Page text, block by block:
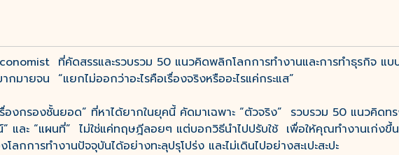
ที่คัดสรรและรวบรวม 50 แนวคิดพลิกโลกการทำงานและการทำธุรกิจ แบ
มายจน “แยกไม่ออกว่าอะไรคือเรื่องจริงหรืออะไรแค่กระแส”
รื่องกรองชั้นยอด” ที่หาได้ยากในยุคนี้ คัดมาเฉพาะ “ตัวจริง” รวบรวม 50 แนวคิด
” และ “แผนที่” ไม่ใช่แค่ทฤษฎีลอยๆ แต่บอกวิธีนำไปปรับใช้ เพื่อให้คุณทำงานเก่ง
กการทำงานปัจจุบันได้อย่างทะลุปรุโปร่ง และไม่เดินไปอย่างสะเปะสะปะ